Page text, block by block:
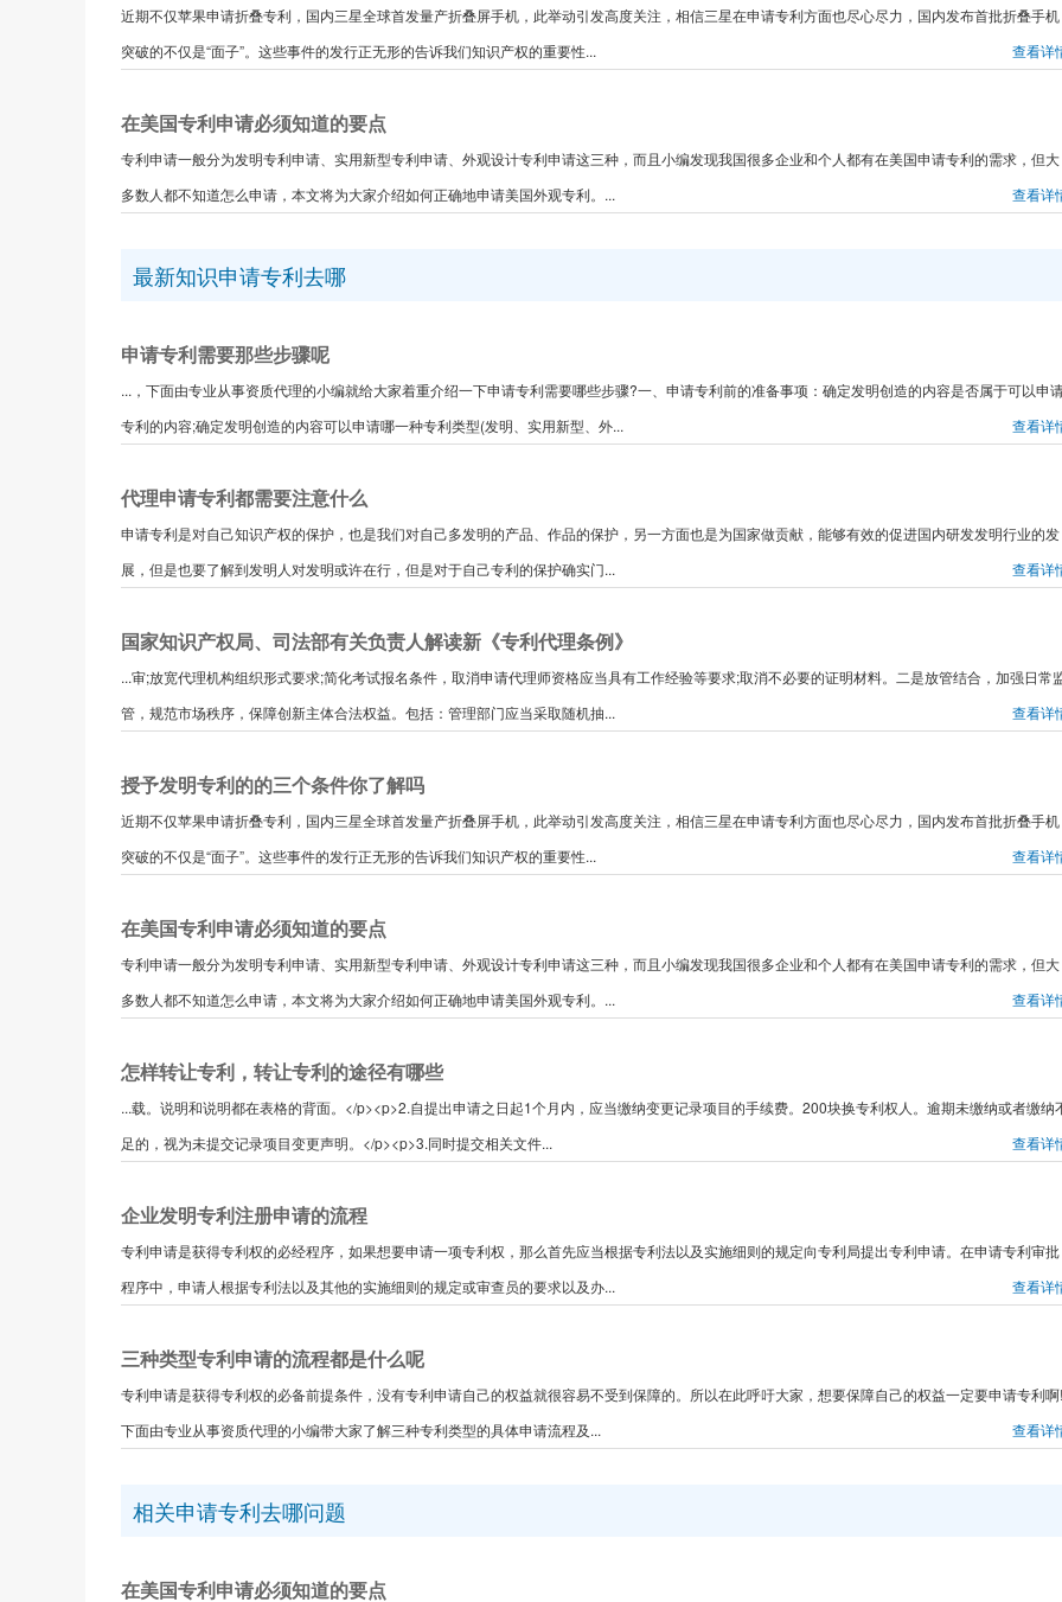
近期不仅苹果申请折叠专利，国内三星全球首发量产折叠屏手机，此举动引发高度关注，相信三星在申请专利方面也尽心尽力，国内发布首批折叠手机
突破的不仅是“面子”。这些事件的发行正无形的告诉我们知识产权的重要性...
查看详
在美国专利申请必须知道的要点
专利申请一般分为发明专利申请、实用新型专利申请、外观设计专利申请这三种，而且小编发现我国很多企业和个人都有在美国申请专利的需求，但大
多数人都不知道怎么申请，本文将为大家介绍如何正确地申请美国外观专利。...
查看详
最新知识申请专利去哪
申请专利需要那些步骤呢
...，下面由专业从事资质代理的小编就给大家着重介绍一下申请专利需要哪些步骤?一、申请专利前的准备事项：确定发明创造的内容是否属于可以申
专利的内容;确定发明创造的内容可以申请哪一种专利类型(发明、实用新型、外...
查看详
代理申请专利都需要注意什么
申请专利是对自己知识产权的保护，也是我们对自己多发明的产品、作品的保护，另一方面也是为国家做贡献，能够有效的促进国内研发发明行业的发
展，但是也要了解到发明人对发明或许在行，但是对于自己专利的保护确实门...
查看详
国家知识产权局、司法部有关负责人解读新《专利代理条例》
...审;放宽代理机构组织形式要求;简化考试报名条件，取消申请代理师资格应当具有工作经验等要求;取消不必要的证明材料。二是放管结合，加强日常
管，规范市场秩序，保障创新主体合法权益。包括：管理部门应当采取随机抽...
查看详
授予发明专利的的三个条件你了解吗
近期不仅苹果申请折叠专利，国内三星全球首发量产折叠屏手机，此举动引发高度关注，相信三星在申请专利方面也尽心尽力，国内发布首批折叠手机
突破的不仅是“面子”。这些事件的发行正无形的告诉我们知识产权的重要性...
查看详
在美国专利申请必须知道的要点
专利申请一般分为发明专利申请、实用新型专利申请、外观设计专利申请这三种，而且小编发现我国很多企业和个人都有在美国申请专利的需求，但大
多数人都不知道怎么申请，本文将为大家介绍如何正确地申请美国外观专利。...
查看详
怎样转让专利，转让专利的途径有哪些
...载。说明和说明都在表格的背面。</p><p>2.自提出申请之日起1个月内，应当缴纳变更记录项目的手续费。200块换专利权人。逾期未缴纳或者缴纳
足的，视为未提交记录项目变更声明。</p><p>3.同时提交相关文件...
查看详
企业发明专利注册申请的流程
专利申请是获得专利权的必经程序，如果想要申请一项专利权，那么首先应当根据专利法以及实施细则的规定向专利局提出专利申请。在申请专利审批
程序中，申请人根据专利法以及其他的实施细则的规定或审查员的要求以及办...
查看详
三种类型专利申请的流程都是什么呢
专利申请是获得专利权的必备前提条件，没有专利申请自己的权益就很容易不受到保障的。所以在此呼吁大家，想要保障自己的权益一定要申请专利啊!
下面由专业从事资质代理的小编带大家了解三种专利类型的具体申请流程及...
查看详
相关申请专利去哪问题
在美国专利申请必须知道的要点